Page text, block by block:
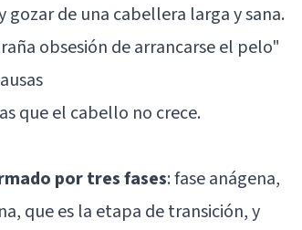
de una cabellera larga y sana.
obsesión de arrancarse el pelo"
que el cabello no crece.
por tres fases: fase anágena,
que es la etapa de transición, y